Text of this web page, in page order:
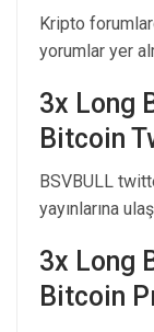
Kripto
yorumlar yer
3x Long
Bitcoin
BSVBULL
yayınlarına
3x Long
Bitcoin